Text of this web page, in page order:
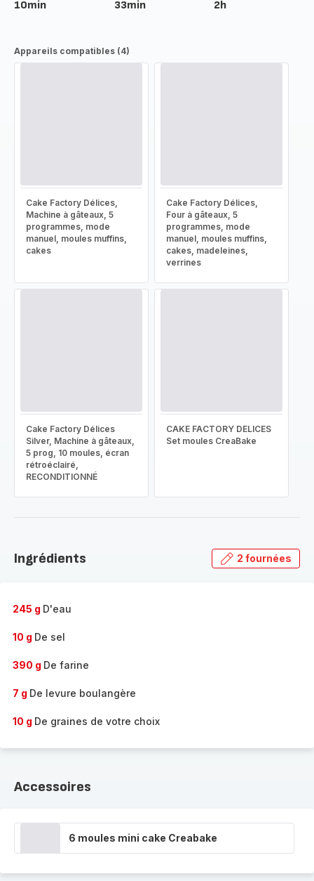
10min 33min 2h
Appareils compatibles (4)
Cake Factory Délices,
Machine à gâteaux, 5
programmes, mode
manuel, moules muffins,
cakes
Cake Factory Délices,
Four à gâteaux, 5
programmes, mode
manuel, moules muffins,
cakes, madeleines,
verrines
Cake Factory Délices
Silver, Machine à gâteaux,
5 prog, 10 moules, écran
rétroéclairé,
RECONDITIONNÉ
CAKE FACTORY DELICES
Set moules CreaBake
Ingrédients 2 fournées
245 g D'eau
10 g De sel
390 g De farine
7 g De levure boulangère
10 g De graines de votre choix
Accessoires
6 moules mini cake Creabake